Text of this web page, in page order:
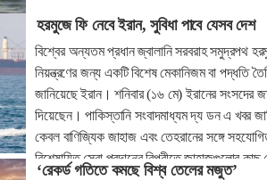
হরমুজে ফি নেবে ইরান, সুবিধা পাবে যেসব দেশ
বিশ্বের অন্যতম প্রধান জ্বালানি সরবরাহ সমুদ্রপথ
নিয়ন্ত্রণের জন্য একটি বিশেষ মেকানিজম বা পদ্ধতি
জানিয়েছে ইরান। শনিবার (১৬ মে) ইরানের সংসদের
দিয়েছেন। পাকিস্তানি সংবাদমাধ্যম দ্য ডন এ খবর
কেবল বাণিজ্যিক জাহাজ এবং তেহরানের সঙ্গে
বিশেষায়িত সেবা প্রদানের বিপরীতে জাহাজগুলোর
‘রেকর্ড গতিতে কমছে বিশ্ব তেলের মজুত’